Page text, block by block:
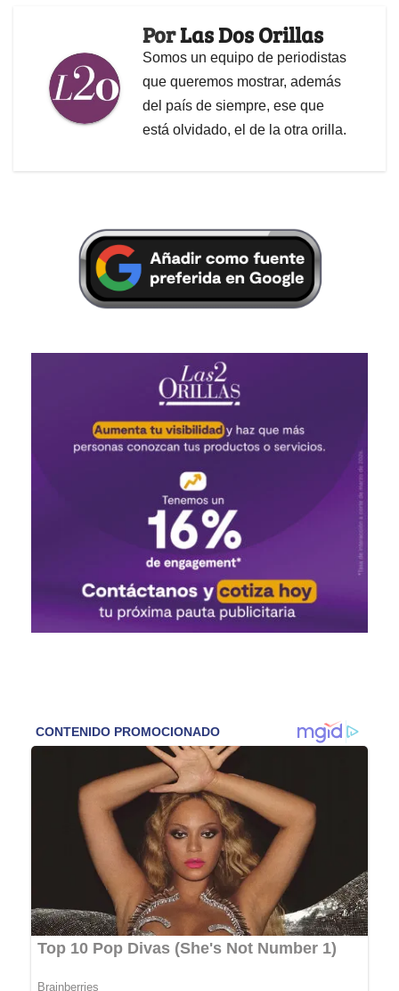
PorLas Dos Orillas
Somos un equipo de periodistas
que queremos mostrar, además
del país de siempre, ese que
está olvidado, el de la otra orilla.